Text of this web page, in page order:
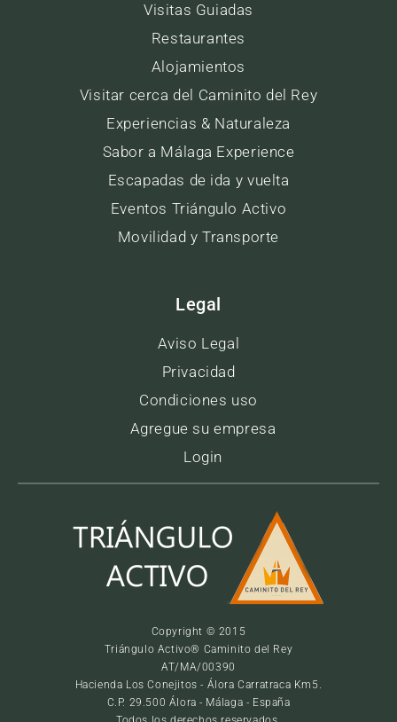
Visitas Guiadas
Restaurantes
Alojamientos
Visitar cerca del Caminito del Rey
Experiencias & Naturaleza
Sabor a Málaga Experience
Escapadas de ida y vuelta
Eventos Triángulo Activo
Movilidad y Transporte
Legal
Aviso Legal
Privacidad
Condiciones uso
Agregue su empresa
Login
Copyright © 2015
Triángulo Activo® Caminito del Rey
AT/MA/00390
Hacienda Los Conejitos - Álora Carratraca Km5.
C.P. 29.500 Álora - Málaga - España